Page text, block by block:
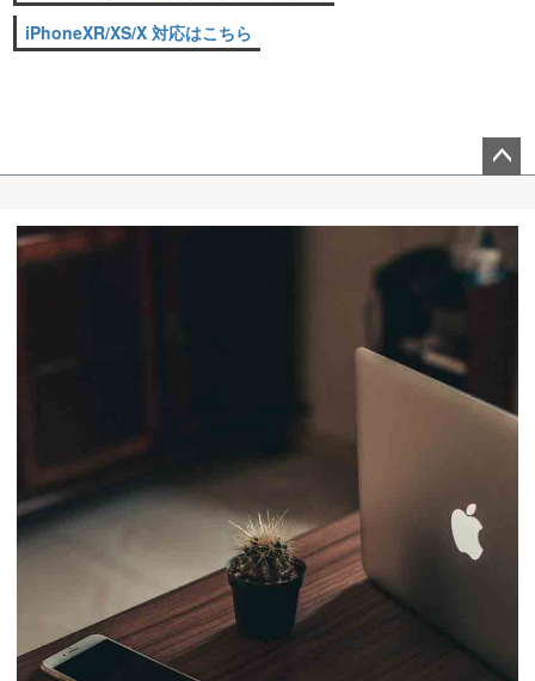
iPhoneXR/XS/X 対応はこちら
ップ
へ